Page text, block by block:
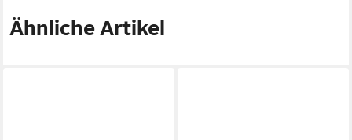
Ähnliche Artikel